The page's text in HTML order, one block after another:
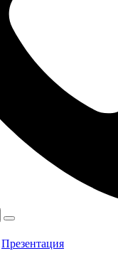
Презентация